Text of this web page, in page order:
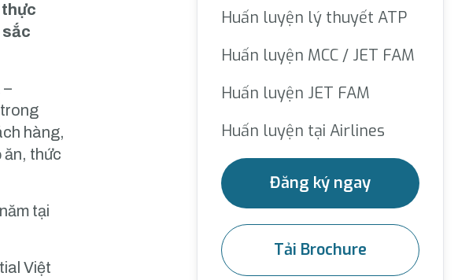
sắc
–
hàng,
ăn, thức
tại
Việt
Huấn luyện lý thuyết ATP
Huấn luyện MCC / JET FAM
Huấn luyện JET FAM
Huấn luyện tại Airlines
Đăng ký ngay
Tải Brochure